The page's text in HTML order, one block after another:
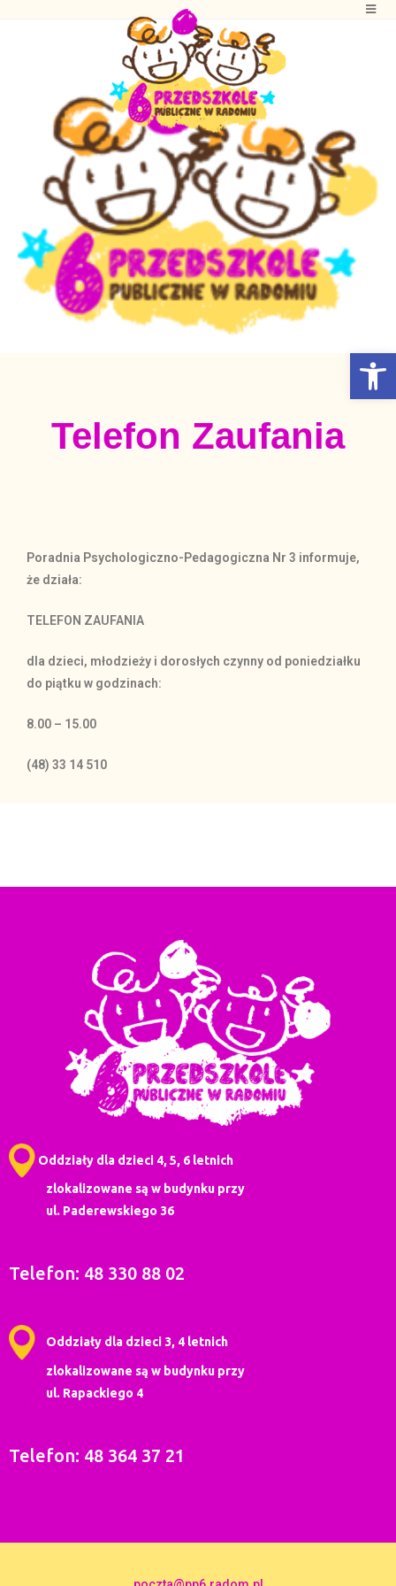
Otwórz Pasek narzędzi
Telefon Zaufania
Poradnia Psychologiczno-Pedagogiczna Nr 3 informuje,
że działa:
TELEFON ZAUFANIA
dla dzieci, młodzieży i dorosłych czynny od poniedziałku
do piątku w godzinach:
8.00 – 15.00
(48) 33 14 510
Oddziały dla dzieci 4, 5, 6 letnich
zlokalizowane są w budynku przy
ul. Paderewskiego 36
Telefon: 48 330 88 02
Oddziały dla dzieci 3, 4 letnich
zlokalizowane są w budynku przy
ul. Rapackiego 4
Telefon: 48 364 37 21